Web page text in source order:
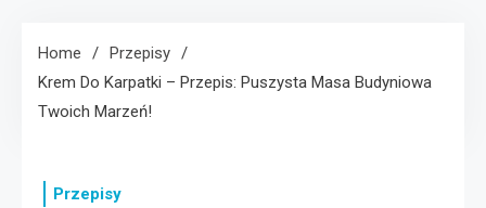
Home
Przepisy
Krem Do Karpatki – Przepis: Puszysta Masa Budyniowa
Twoich Marzeń!
Przepisy